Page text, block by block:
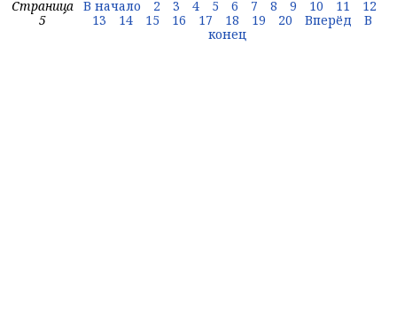
Страница
5
В начало 2 3 4 5 6 7 8 9 10 11
12
13
14 15 16 17 18 19 20 Вперёд
В
конец